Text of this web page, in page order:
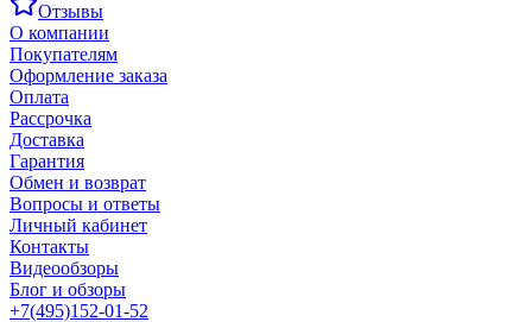
Отзывы
О компании
Покупателям
Оформление заказа
Оплата
Рассрочка
Доставка
Гарантия
Обмен и возврат
Вопросы и ответы
Личный кабинет
Контакты
Видеообзоры
Блог и обзоры
+7(495)152-01-52